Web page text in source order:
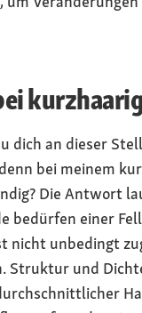
dich an dieser
bei meinem
Die Antwort
bedürfen einer
nicht unbedingt
Struktur und